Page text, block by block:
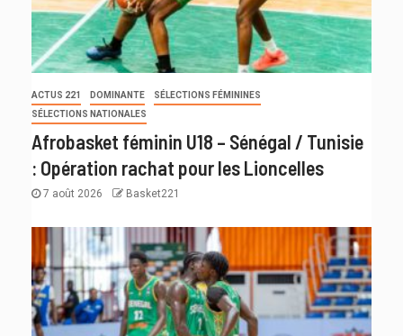
ACTUS 221 DOMINANTE
SÉLECTIONS FÉMININES
SÉLECTIONS NATIONALES
Afrobasket féminin U18 – Sénégal / Tunisie
: Opération rachat pour les Lioncelles
7 août 2026 Basket221